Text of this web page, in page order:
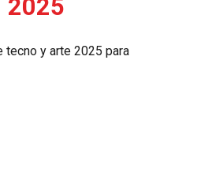
2025
y arte 2025 para